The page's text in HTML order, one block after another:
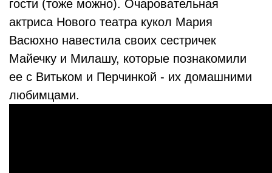
гости (тоже можно). Очаровательная
актриса Нового театра кукол Мария
Васюхно навестила своих сестричек
Майечку и Милашу, которые познакомили
ее с Витьком и Перчинкой - их домашними
любимцами.